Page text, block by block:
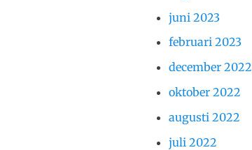
juni 2023
februari 2023
december 2022
oktober 2022
augusti 2022
juli 2022